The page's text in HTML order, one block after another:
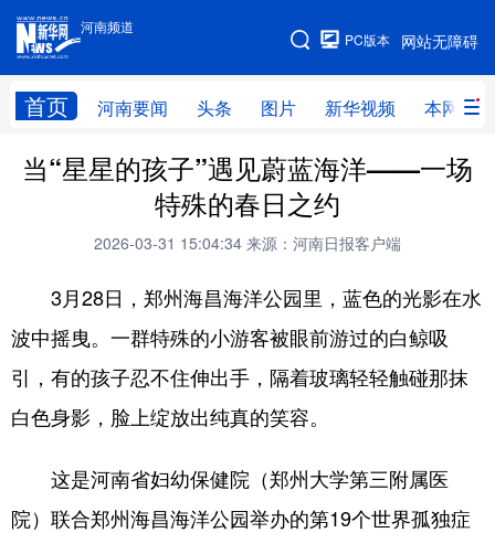
河南频道
网站无障碍
PC版本
首页 河南要闻 头条 图片 新华视频 本网原创
河南频道
网站地图
频道首页 河南要闻 头条
本网原创
新华社记者看河南 领导活动报道集
廉政 人事 新华视频
专题 网群推广 地方动态
文旅新探 豫股百家
当“星星的孩子”遇见蔚蓝海洋——一场
特殊的春日之约
2026-03-31 15:04:34 来源：河南日报客户端
3月28日，郑州海昌海洋公园里，蓝色的光影在水
波中摇曳。一群特殊的小游客被眼前游过的白鲸吸
引，有的孩子忍不住伸出手，隔着玻璃轻轻触碰那抹
白色身影，脸上绽放出纯真的笑容。
这是河南省妇幼保健院（郑州大学第三附属医
院）联合郑州海昌海洋公园举办的第19个世界孤独症